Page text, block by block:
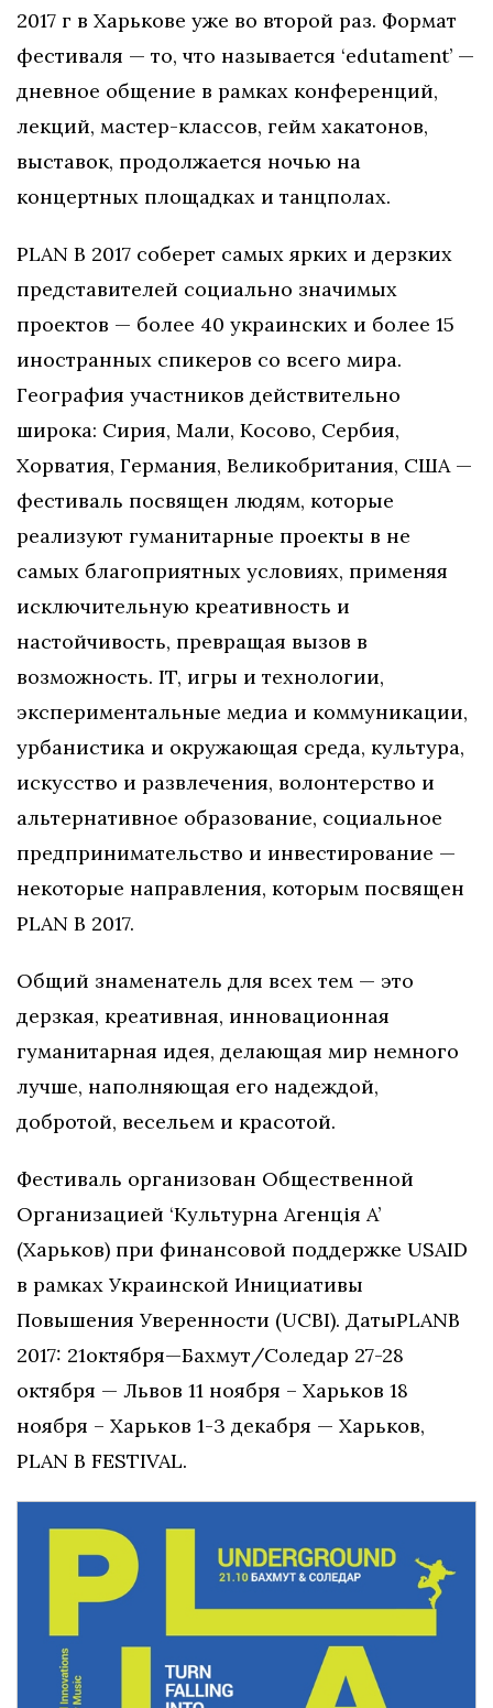
2017 ​г в Харькове уже во второй раз. Формат
фестиваля — то, что называется ‘edutament’ —
дневное общение в рамках конференций,
лекций, мастер-классов, гейм хакатонов,
выставок, продолжается ночью на
концертных площадках и танцполах.
PLAN B 2017 соберет самых ярких и дерзких
представителей социально значимых
проектов — более 40 украинских и более 15
иностранных спикеров со всего мира.
География участников действительно
широка: Сирия, Мали, Косово, Сербия,
Хорватия, Германия, Великобритания, США —
фестиваль посвящен людям, которые
реализуют гуманитарные проекты в не
самых благоприятных условиях, применяя
исключительную креативность и
настойчивость, превращая вызов в
возможность. IT, игры и технологии,
экспериментальные медиа и коммуникации,
урбанистика и окружающая среда, культура,
искусство и развлечения, волонтерство и
альтернативное образование, социальное
предпринимательство и инвестирование —
некоторые направления, которым посвящен
PLAN B 2017​.
Общий знаменатель для всех тем — это
дерзкая, креативная, инновационная
гуманитарная идея, делающая мир немного
лучше, наполняющая его надеждой,
добротой, весельем и красотой.
Фестиваль организован Общественной
Организацией ‘Культурна Агенцiя A’
(Харьков) при финансовой поддержке USAID
в рамках Украинской Инициативы
Повышения Уверенности (UCBI). Даты​​PLAN​​B​​
2017: 21​​октября​​—​​Бахмут​​/​​Соледар 27-28
октября — Львов 11 ноября – Харьков 18
ноября – Харьков 1-3 декабря — Харьков,
PLAN B FESTIVAL.